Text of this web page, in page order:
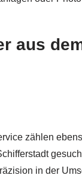
aus
zählen
in der